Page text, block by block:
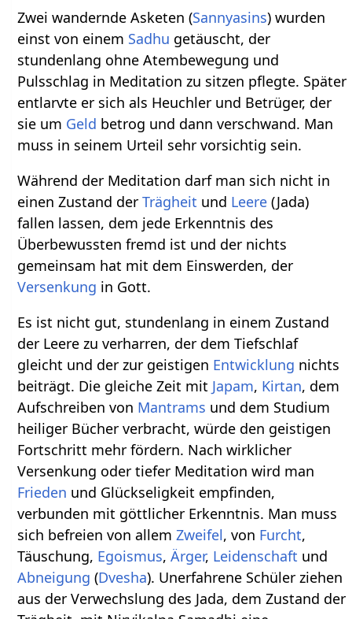
Zwei wandernde Asketen (Sannyasins) wurden
einst von einem Sadhu getäuscht, der
stundenlang ohne Atembewegung und
Pulsschlag in Meditation zu sitzen pflegte. Später
entlarvte er sich als Heuchler und Betrüger, der
sie um Geld betrog und dann verschwand. Man
muss in seinem Urteil sehr vorsichtig sein.
Während der Meditation darf man sich nicht in
einen Zustand derTrägheit und Leere (Jada)
fallen lassen, dem jede Erkenntnis des
Überbewussten fremd ist und der nichts
gemeinsam hat mit dem Einswerden, der
Versenkung in Gott.
Es ist nicht gut, stundenlang in einem Zustand
der Leere zu verharren, der dem Tiefschlaf
gleicht und der zur geistigen Entwicklung nichts
beiträgt. Die gleiche Zeit mit Japam, Kirtan, dem
Aufschreiben von Mantrams und dem Studium
heiliger Bücher verbracht, würde den geistigen
Fortschritt mehr fördern. Nach wirklicher
Versenkung oder tiefer Meditation wird man
Frieden und Glückseligkeit empfinden,
verbunden mit göttlicher Erkenntnis. Man muss
sich befreien von allemZweifel, von Furcht,
Täuschung, Egoismus,Ärger, Leidenschaft und
Abneigung (Dvesha). Unerfahrene Schüler ziehen
aus der Verwechslung des Jada, dem Zustand der